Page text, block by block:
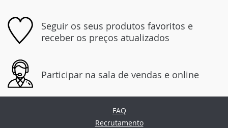
Seguir os seus produtos favoritos e
receber os preços atualizados
Participar na sala de vendas e online
FAQ
Recrutamento